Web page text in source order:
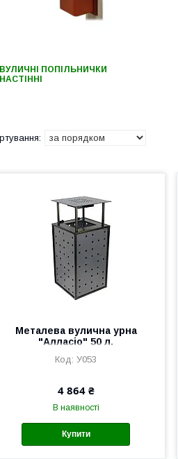
ВУЛИЧНІ ПОПІЛЬНИЧКИ
НАСТІННІ
Металева вулична урна
"Алласіо" 50 л.
У053
4 864 ₴
В наявності
Купити